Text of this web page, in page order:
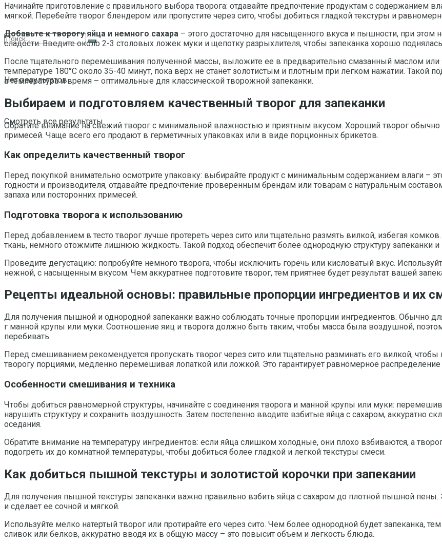
Нет результатов
Смотреть все результаты
Начинайте приготовление с правильного выбора творога: отдавайте предпочтение продуктам с содержанием
мягкой. Перебейте творог блендером или пропустите через сито, чтобы добиться гладкой текстуры и
Добавьте к творогу яйца и немного сахара – этого достаточно для насыщенного вкуса и пышности, при этом
сладости. Введите около 2-3 столовых ложек муки и щепотку разрыхлителя, чтобы запеканка хорошо
После тщательного перемешивания полученной массы, выложите ее в предварительно смазанный маслом
температуре 180°C около 35-40 минут, пока верх не станет золотистым и плотным при легком нажатии. Такой
а температура и время – оптимальные для классической творожной запеканки.
Выбираем и подготовляем качественный творог для запеканки
Обратите внимание на свежий творог с минимальной влажностью и приятным вкусом. Хороший творог обычно
примесей. Чаще всего его продают в герметичных упаковках или в виде порционных брикетов.
Как определить качественный творог
Перед покупкой внимательно осмотрите упаковку: выбирайте продукт с минимальным содержанием влаги –
годности и производителя, отдавайте предпочтение проверенным брендам или товарам с натуральным
запаха или посторонних примесей.
Подготовка творога к использованию
Перед добавлением в тесто творог лучше протереть через сито или тщательно размять вилкой, избегая
ткань, немного отожмите лишнюю жидкость. Такой подход обеспечит более однородную структуру запеканки
Проведите дегустацию: попробуйте немного творога, чтобы исключить горечь или кисловатый вкус.
нежной, с насыщенным вкусом. Чем аккуратнее подготовите творог, тем приятнее будет результат вашей
Рецепты идеальной основы: правильные пропорции ингредиентов и их
Для получения пышной и однородной запеканки важно соблюдать точные пропорции ингредиентов. Обычно
г манной крупы или муки. Соотношение яиц и творога должно быть таким, чтобы масса была воздушной,
перебивать.
Перед смешиванием рекомендуется пропускать творог через сито или тщательно разминать его вилкой,
творогу порциями, медленно перемешивая лопаткой или ложкой. Это гарантирует равномерное
Особенности смешивания и техника
Чтобы добиться равномерной структуры, начинайте с соединения творога и манной крупы или муки:
нарушить структуру и сохранить воздушность. Затем постепенно вводите взбитые яйца с сахаром, аккуратно
оседания.
Обратите внимание на температуру ингредиентов: если яйца слишком холодные, они плохо взбиваются, а
подогреть их до комнатной температуры, чтобы добиться более гладкой и легкой текстуры смеси.
Как добиться пышной текстуры и золотистой корочки при запекании
Для получения пышной текстуры запеканки важно правильно взбить яйца с сахаром до плотной пышной
и сделает ее сочной и мягкой.
Используйте мелко натертый творог или протирайте его через сито. Чем более однородной будет запеканка,
сливок или белков, аккуратно вводя их в общую массу – это повысит объем и легкость блюда.